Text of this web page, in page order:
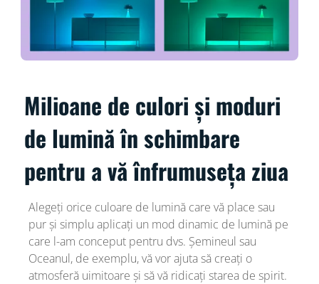
Milioane de culori și moduri
de lumină în schimbare
pentru a vă înfrumuseța ziua
Alegeți orice culoare de lumină care vă place sau
pur și simplu aplicați un mod dinamic de lumină pe
care l-am conceput pentru dvs. Șemineul sau
Oceanul, de exemplu, vă vor ajuta să creați o
atmosferă uimitoare și să vă ridicați starea de spirit.